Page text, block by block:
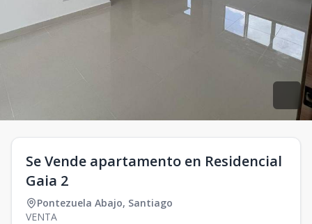
Se Vende apartamento en Residencial
Gaia 2
Pontezuela Abajo, Santiago
VENTA